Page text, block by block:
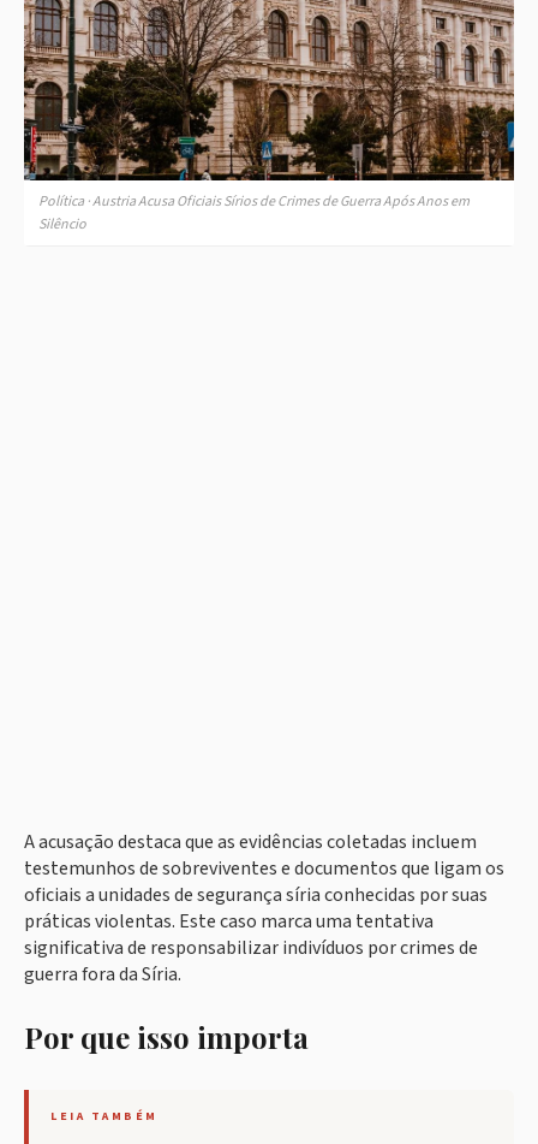
Política · Austria Acusa Oficiais Sírios de Crimes de Guerra Após Anos em
Silêncio
A acusação destaca que as evidências coletadas incluem
testemunhos de sobreviventes e documentos que ligam os
oficiais a unidades de segurança síria conhecidas por suas
práticas violentas. Este caso marca uma tentativa
significativa de responsabilizar indivíduos por crimes de
guerra fora da Síria.
Por que isso importa
LEIA TAMBÉM